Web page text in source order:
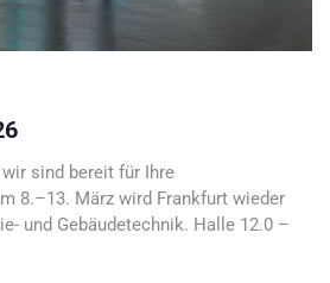
sind bereit für Ihre
8.–13. März wird Frankfurt wieder
und Gebäudetechnik. Halle 12.0 –